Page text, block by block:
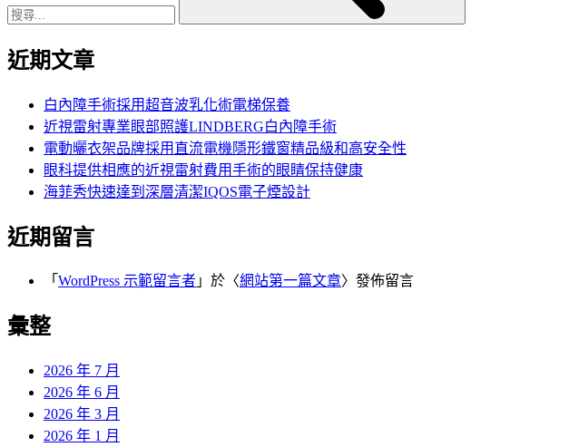
近期文章
白內障手術採用超音波乳化術電梯保養
近視雷射專業眼部照護LINDBERG白內障手術
電動曬衣架品牌採用直流電機隱形鐵窗精品級和高安全性
眼科提供相應的近視雷射費用手術的眼睛保持健康
海菲秀快速達到深層清潔IQOS電子煙設計
近期留言
「 WordPress 示範留言者 」於〈網站第一篇文章〉發佈留言
彙整
2026 年 7 月
2026 年 6 月
2026 年 3 月
2026 年 1 月